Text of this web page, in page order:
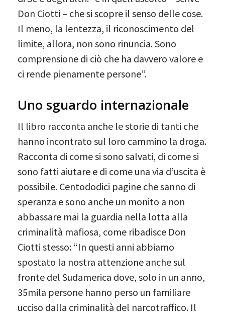
Don Ciotti – che si scopre il senso delle cose.
Il meno, la lentezza, il riconoscimento del
limite, allora, non sono rinuncia. Sono
comprensione di ciò che ha davvero valore e
ci rende pienamente persone”.
Uno sguardo internazionale
Il libro racconta anche le storie di tanti che
hanno incontrato sul loro cammino la droga.
Racconta di come si sono salvati, di come si
sono fatti aiutare e di come una via d’uscita è
possibile. Centododici pagine che sanno di
speranza e sono anche un monito a non
abbassare mai la guardia nella lotta alla
criminalità mafiosa, come ribadisce Don
Ciotti stesso: “In questi anni abbiamo
spostato la nostra attenzione anche sul
fronte del Sudamerica dove, solo in un anno,
35mila persone hanno perso un familiare
ucciso dalla criminalità del narcotraffico. Il